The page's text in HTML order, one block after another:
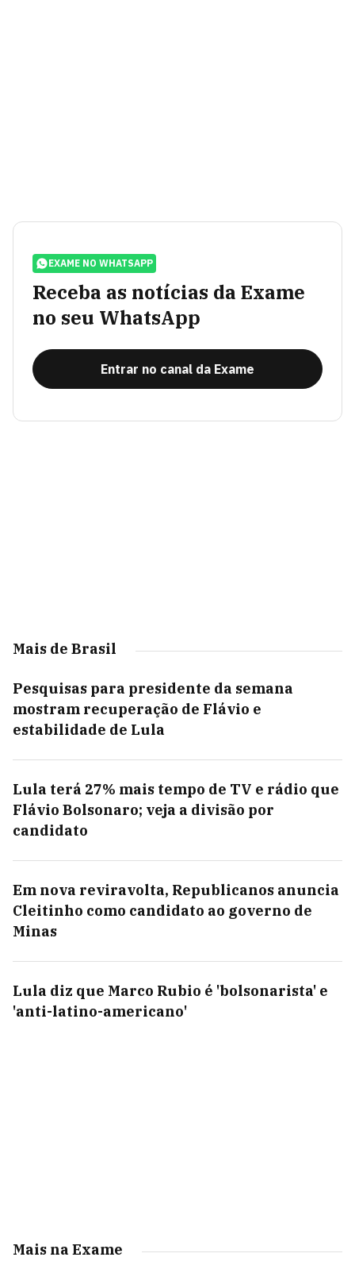
EXAME NO WHATSAPP
Receba as notícias da Exame
no seu WhatsApp
Entrar no canal da Exame
Mais de Brasil
Pesquisas para presidente da semana
mostram recuperação de Flávio e
estabilidade de Lula
Lula terá 27% mais tempo de TV e rádio que
Flávio Bolsonaro; veja a divisão por
candidato
Em nova reviravolta, Republicanos anuncia
Cleitinho como candidato ao governo de
Minas
Lula diz que Marco Rubio é 'bolsonarista' e
'anti-latino-americano'
Mais na Exame